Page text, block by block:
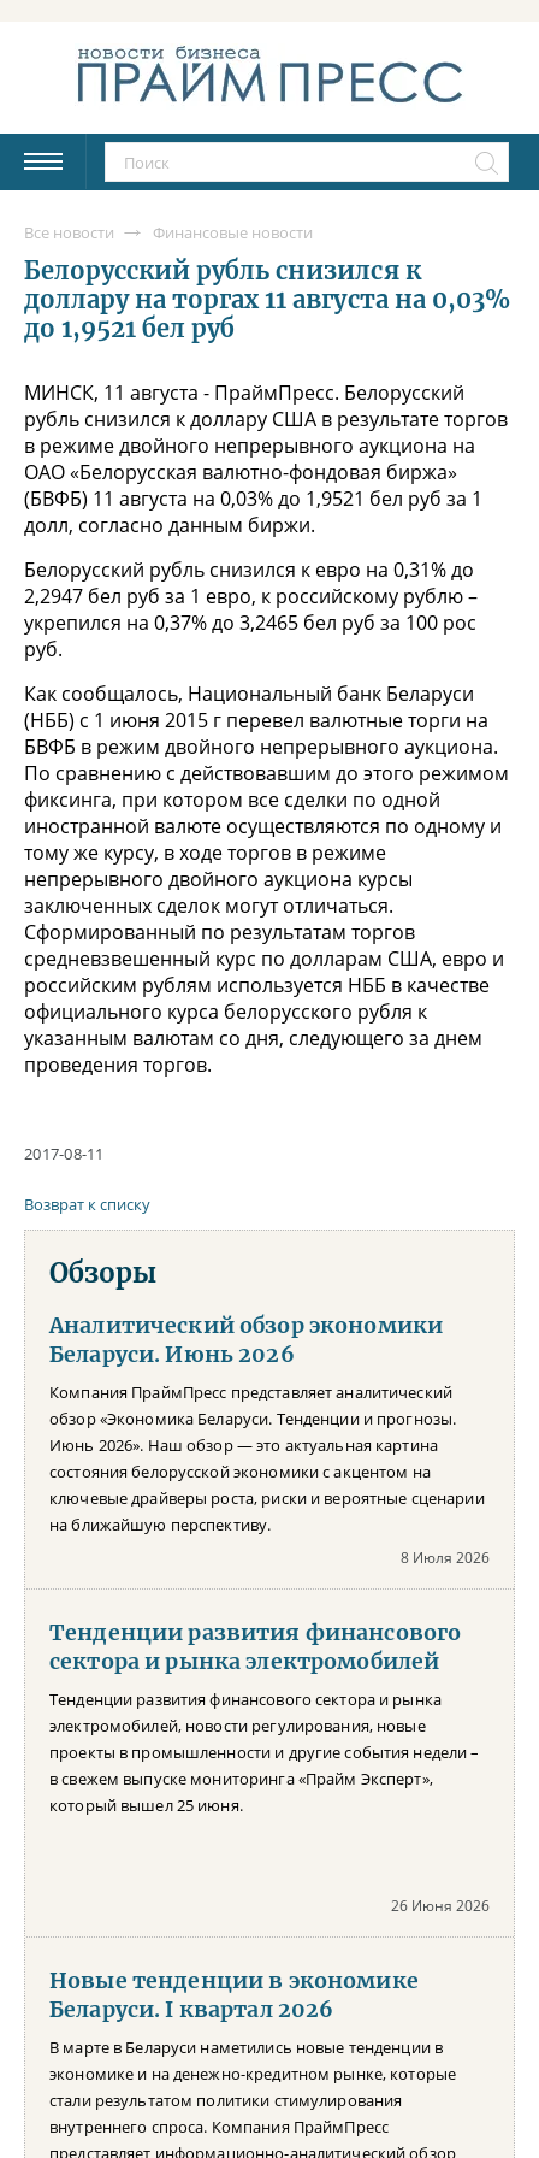
Все новости Финансовые новости
Белорусский рубль снизился к
доллару на торгах 11 августа на 0,03%
до 1,9521 бел руб
МИНСК, 11 августа - ПраймПресс. Белорусский
рубль снизился к доллару США в результате торгов
в режиме двойного непрерывного аукциона на
ОАО «Белорусская валютно-фондовая биржа»
(БВФБ) 11 августа на 0,03% до 1,9521 бел руб за 1
долл, согласно данным биржи.
Белорусский рубль снизился к евро на 0,31% до
2,2947 бел руб за 1 евро, к российскому рублю –
укрепился на 0,37% до 3,2465 бел руб за 100 рос
руб.
Как сообщалось, Национальный банк Беларуси
(НББ) с 1 июня 2015 г перевел валютные торги на
БВФБ в режим двойного непрерывного аукциона.
По сравнению с действовавшим до этого режимом
фиксинга, при котором все сделки по одной
иностранной валюте осуществляются по одному и
тому же курсу, в ходе торгов в режиме
непрерывного двойного аукциона курсы
заключенных сделок могут отличаться.
Сформированный по результатам торгов
средневзвешенный курс по долларам США, евро и
российским рублям используется НББ в качестве
официального курса белорусского рубля к
указанным валютам со дня, следующего за днем
проведения торгов.
2017-08-11
Возврат к списку
Обзоры
Аналитический обзор экономики
Беларуси. Июнь 2026
Компания ПраймПресс представляет аналитический
обзор «Экономика Беларуси. Тенденции и прогнозы.
Июнь 2026». Наш обзор — это актуальная картина
состояния белорусской экономики с акцентом на
ключевые драйверы роста, риски и вероятные сценарии
на ближайшую перспективу.
8 Июля 2026
Тенденции развития финансового
сектора и рынка электромобилей
Тенденции развития финансового сектора и рынка
электромобилей, новости регулирования, новые
проекты в промышленности и другие события недели –
в свежем выпуске мониторинга «Прайм Эксперт»,
который вышел 25 июня.
26 Июня 2026
Новые тенденции в экономике
Беларуси. I квартал 2026
В марте в Беларуси наметились новые тенденции в
экономике и на денежно-кредитном рынке, которые
стали результатом политики стимулирования
внутреннего спроса. Компания ПраймПресс
представляет информационно-аналитический обзор